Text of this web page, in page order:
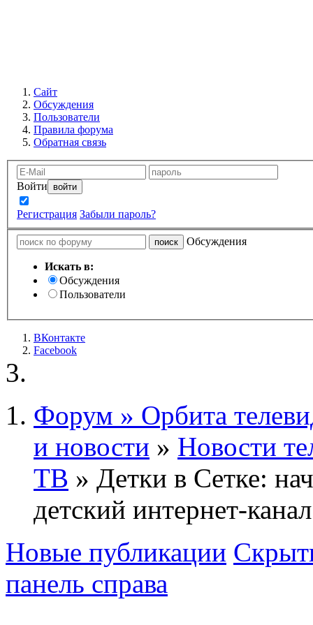
Сайт
Обсуждения
Пользователи
Правила форума
Обратная связь
Войти
Регистрация Забыли пароль?
Обсуждения
Искать в:
Обсуждения
Пользователи
ВКонтакте
Facebook
Форум » Орбита
и новости » Новости
ТВ » Детки в Сетке:
детский интернет-канал
Новые публикации
панель справа